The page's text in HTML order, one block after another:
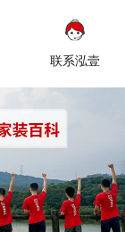
联系泓壹